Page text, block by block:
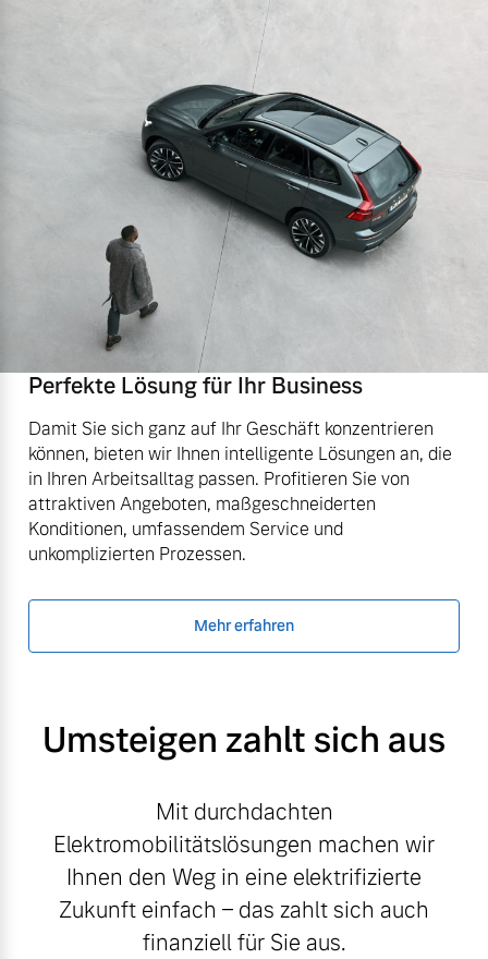
Perfekte Lösung für Ihr Business
Damit Sie sich ganz auf Ihr Geschäft konzentrieren
können, bieten wir Ihnen intelligente Lösungen an, die
in Ihren Arbeitsalltag passen. Profitieren Sie von
attraktiven Angeboten, maßgeschneiderten
Konditionen, umfassendem Service und
unkomplizierten Prozessen.
Mehr erfahren
Umsteigen zahlt sich aus
Mit durchdachten
Elektromobilitätslösungen machen wir
Ihnen den Weg in eine elektrifizierte
Zukunft einfach – das zahlt sich auch
finanziell für Sie aus.